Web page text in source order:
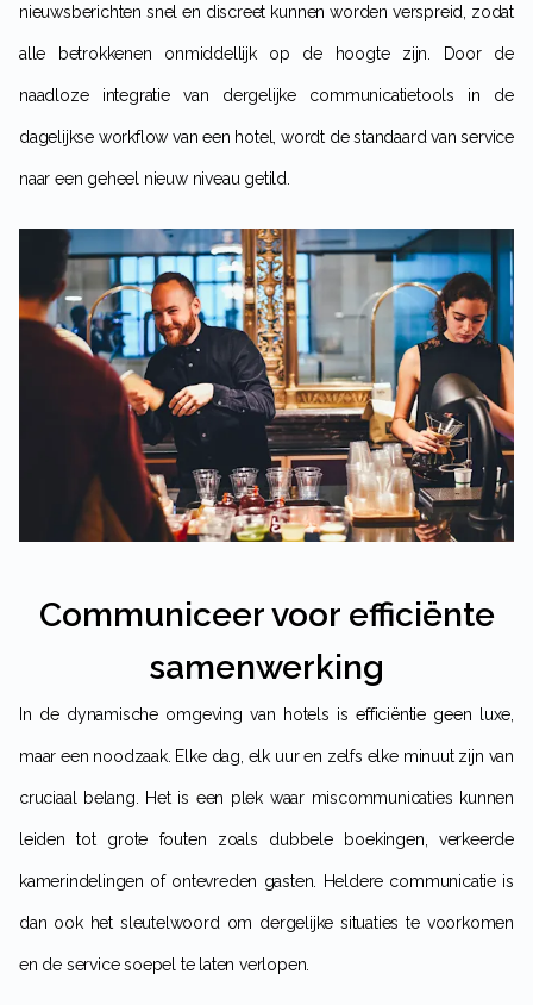
nieuwsberichten snel en discreet kunnen worden verspreid, zodat
alle betrokkenen onmiddellijk op de hoogte zijn. Door de
naadloze integratie van dergelijke communicatietools in de
dagelijkse workflow van een hotel, wordt de standaard van service
naar een geheel nieuw niveau getild.
Communiceer voor efficiënte
samenwerking
maar een noodzaak. Elke dag, elk uur en zelfs elke minuut zijn van
cruciaal belang. Het is een plek waar miscommunicaties kunnen
leiden tot grote fouten zoals dubbele boekingen, verkeerde
kamerindelingen of ontevreden gasten. Heldere communicatie is
dan ook het sleutelwoord om dergelijke situaties te voorkomen
en de service soepel te laten verlopen.